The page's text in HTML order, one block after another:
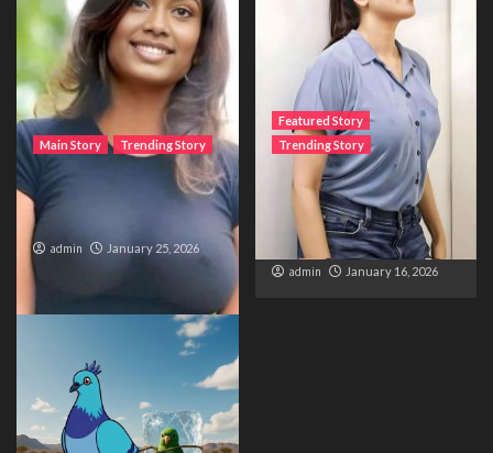
Main Story Trending Story
The Bride from the
Accident
admin January 25, 2026
Featured Story
Trending Story
The Silent Wait – A Life
Trapped Between
Distance and Duty
admin January 16, 2026